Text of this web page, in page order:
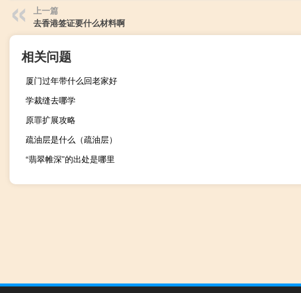
上一篇
去香港签证要什么材料啊
相关问题
厦门过年带什么回老家好
学裁缝去哪学
原罪扩展攻略
疏油层是什么（疏油层）
“翡翠帷深”的出处是哪里